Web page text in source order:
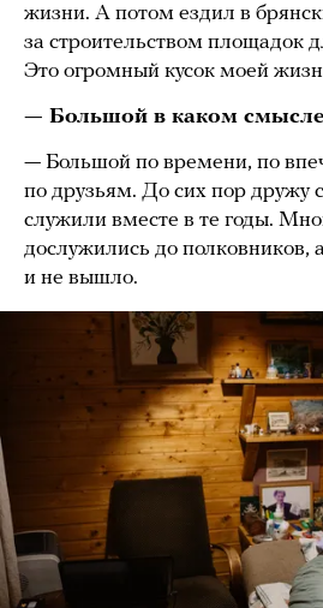
жизни. А потом ездил в
за строительством площадок
Это огромный кусок моей
— Большой в каком
— Большой по времени, по
по друзьям. До сих пор дружу
служили вместе в те годы.
дослужились до полковников,
и не вышло.